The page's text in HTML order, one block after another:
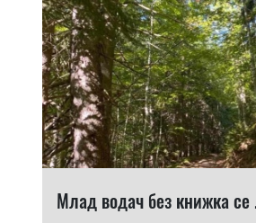
Млад водач без книжка се